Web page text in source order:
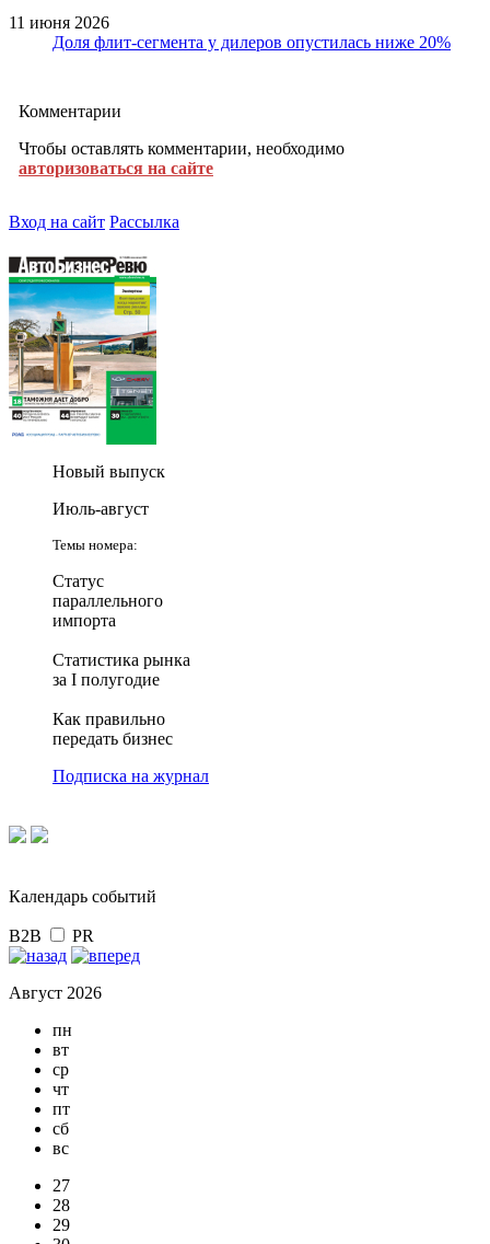
11 июня 2026
Доля флит-сегмента у дилеров опустилась ниже 20%
Комментарии
Чтобы оставлять комментарии, необходимо
авторизоваться на сайте
Вход на сайт Рассылка
Новый выпуск
Июль-август
Темы номера:
Статус
параллельного
импорта
Статистика рынка
за I полугодие
Как правильно
передать бизнес
Подписка на журнал
Календарь событий
B2B PR
Август 2026
пн
вт
ср
чт
пт
сб
вс
27
28
29